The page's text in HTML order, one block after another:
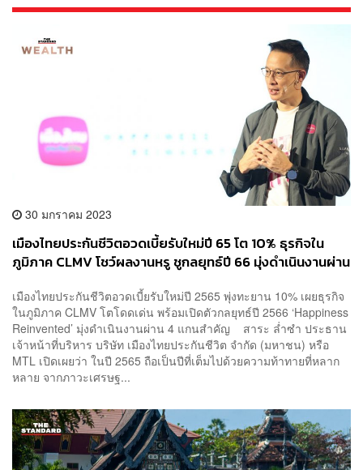
30 มกราคม 2023
เมืองไทยประกันชีวิตอวดเบี้ยรับใหม่ปี 65 โต 10% ธุรกิจใน
ภูมิภาค CLMV โชว์ผลงานหรู ชูกลยุทธ์ปี 66 มุ่งดำเนินงานผ่าน
เมืองไทยประกันชีวิตอวดเบี้ยรับใหม่ปี 2565 พุ่งทะยาน 10% เผยธุรกิจ
ในภูมิภาค CLMV โตโดดเด่น พร้อมเปิดตัวกลยุทธ์ปี 2566 ‘Happiness
Reinvented’ มุ่งดำเนินงานผ่าน 4 แกนสำคัญ สาระ ล่ำซำ ประธาน
เจ้าหน้าที่บริหาร บริษัท เมืองไทยประกันชีวิต จำกัด (มหาชน) หรือ
MTL เปิดเผยว่า ในปี 2565 ถือเป็นปีที่เต็มไปด้วยความท้าทายที่หลาก
หลาย จากภาวะเศรษฐ...